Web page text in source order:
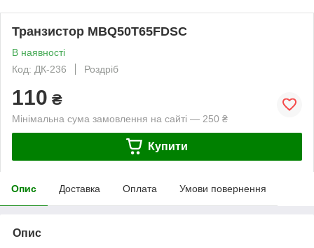
Транзистор MBQ50T65FDSC
В наявності
Код: ДК-236
Роздріб
110 ₴
Мінімальна сума замовлення на сайті — 250 ₴
Купити
Опис Доставка Оплата Умови повернення
Опис